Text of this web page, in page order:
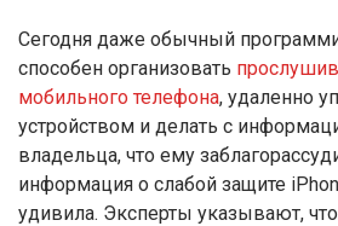
Сегодня даже обычный
способен организовать
мобильного телефона, удаленно
устройством и делать с
владельца, что ему
информация о слабой защите
удивила. Эксперты указывают,